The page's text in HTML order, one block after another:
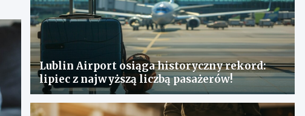
Lublin Airport osiąga historyczny rekord:
lipiec z najwyższą liczbą pasażerów!